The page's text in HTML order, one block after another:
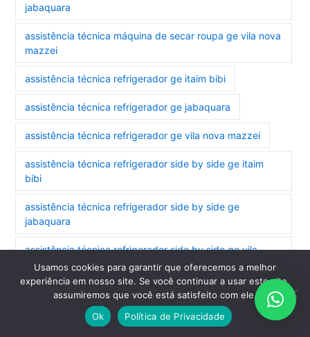
jabaquara
assistência técnica máquina de secar roupa ge vila nova
mazzei
assistência técnica refrigerador ge itaim bibi
assistência técnica refrigerador ge jabaquara
assistência técnica refrigerador ge vila nova mazzei
assistência técnica refrigerador side by side ge itaim
bibi
assistência técnica refrigerador side by side ge
jabaquara
assistência técnica refrigerador side by side ge vila
nova mazzei
assistência técnica secadora ge jabaquara
assistência técnica secadora ge vila nova mazzei
Usamos cookies para garantir que oferecemos a melhor
experiência em nosso site. Se você continuar a usar este site,
assumiremos que você está satisfeito com ele.
Ok
Política de Privacidade